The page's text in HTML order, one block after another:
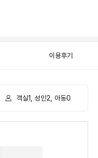
이용후기
객실1, 성인2, 아동0